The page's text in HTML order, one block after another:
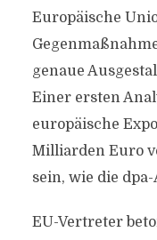
Europäische
genaue
Einer ersten
europäische
Milliarden Euro
sein, wie die
EU-Vertreter